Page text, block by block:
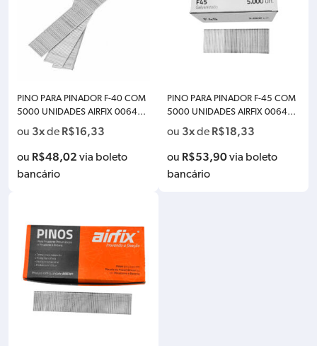
PINO PARA PINADOR F-40 COM
5000 UNIDADES AIRFIX 006484
ou 3xde R$16,33
ou R$48,02 via boleto
bancário
PINO PARA PINADOR F-45 COM
5000 UNIDADES AIRFIX 006484
ou 3xde R$18,33
ou R$53,90via boleto
bancário